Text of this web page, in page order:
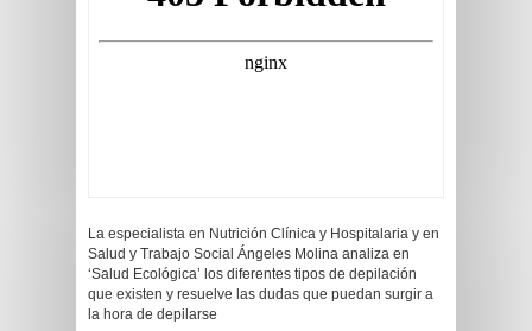
La especialista en Nutrición Clínica y Hospitalaria y en
Salud y Trabajo Social Ángeles Molina analiza en
‘Salud Ecológica’ los diferentes tipos de depilación
que existen y resuelve las dudas que puedan surgir a
la hora de depilarse